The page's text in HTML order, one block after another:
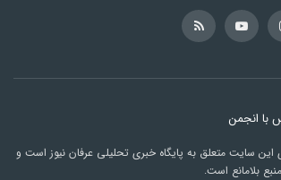
با انجمن
سایت متعلق به پایگاه خبری تحلیلی عرفان نیوز است و
بلامانع است.